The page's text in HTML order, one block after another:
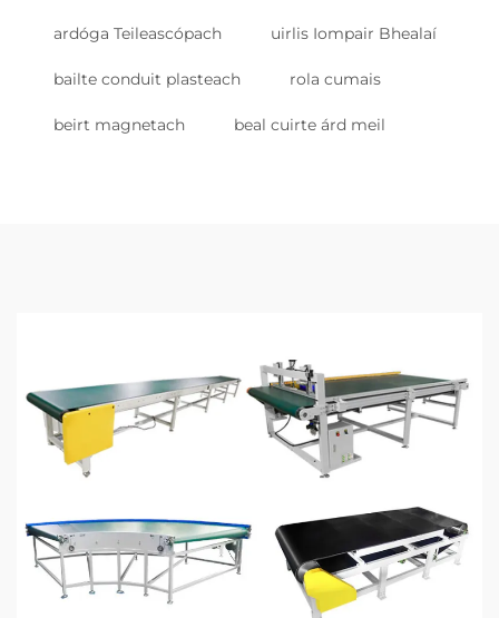
ardóga Teileascópach uirlis Iompair Bhealaí
bailte conduit plasteach rola cumais
beirt magnetach beal cuirte árd meil